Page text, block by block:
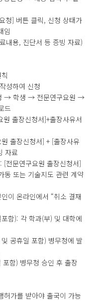
청] 버튼 클릭, 신청 상태가
임
내용, 진단서 등 증빙 자료)
성하여 신청
→ 학생 → 전문연구요원 →
드
출장신청서]+출장사유서
출장신청서] + [출장사유
자료
전문연구요원 출장신청서]
동 또는 기술지도 관련 계약
이 온라인에서 “취소 결재
함): 각 학과(부) 및 대학에
공휴일 포함) 병무청에 발
함) 병무청 승인 후 출장
허가를 받아야 출국이 가능